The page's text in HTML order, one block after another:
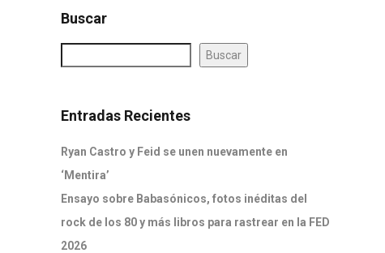
Buscar
Buscar
Entradas Recientes
Ryan Castro y Feid se unen nuevamente en
‘Mentira’
Ensayo sobre Babasónicos, fotos inéditas del
rock de los 80 y más libros para rastrear en la FED
2026